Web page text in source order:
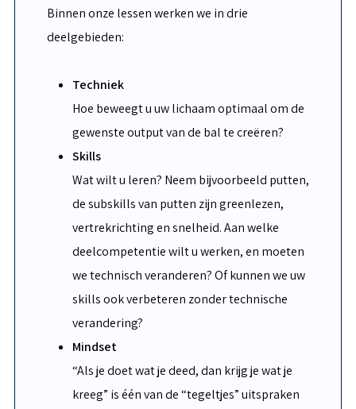
Binnen onze lessen werken we in drie
deelgebieden:
Techniek
Hoe beweegt u uw lichaam optimaal om de
gewenste output van de bal te creëren?
Skills
Wat wilt u leren? Neem bijvoorbeeld putten,
de subskills van putten zijn greenlezen,
vertrekrichting en snelheid. Aan welke
deelcompetentie wilt u werken, en moeten
we technisch veranderen? Of kunnen we uw
skills ook verbeteren zonder technische
verandering?
Mindset
“Als je doet wat je deed, dan krijg je wat je
kreeg” is één van de “tegeltjes” uitspraken